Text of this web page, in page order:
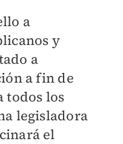
a
y
a
a fin de
todos los
legisladora
el